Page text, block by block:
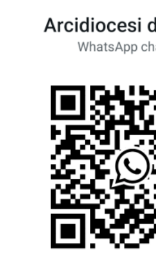
ore 11:30 - Lucca, Scuola
- Viale Castruccio
murales in
curato dal Liceo
ore 18 - Fiano
- Messa in
celebrata da mons.
di Lucca
ore 20.30 -
al Cippo di don
Memoria in alcuni